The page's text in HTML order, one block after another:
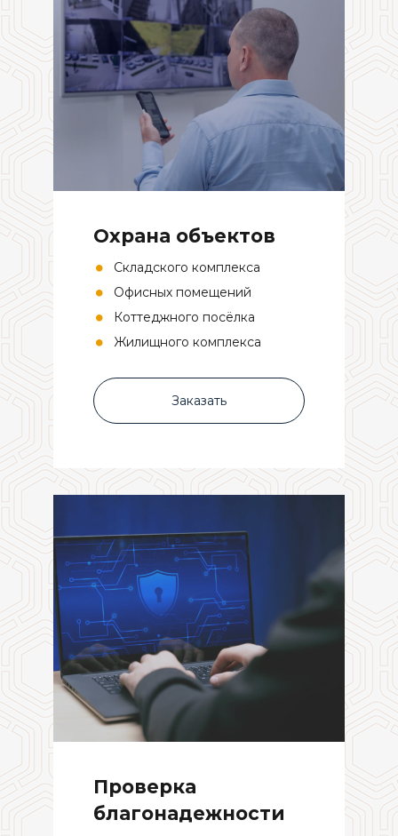
Охрана объектов
Складского комплекса
Офисных помещений
Коттеджного посёлка
Жилищного комплекса
Заказать
Проверка
благонадежности